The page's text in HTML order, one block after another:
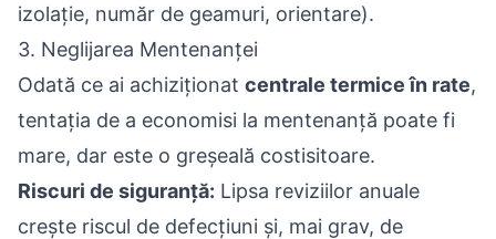
izolație, număr de geamuri, orientare).
3. Neglijarea Mentenanței
Odată ce ai achiziționat centrale termice în rate,
tentația de a economisi la mentenanță poate fi
mare, dar este o greșeală costisitoare.
Riscuri de siguranță: Lipsa reviziilor anuale
crește riscul de defecțiuni și, mai grav, de